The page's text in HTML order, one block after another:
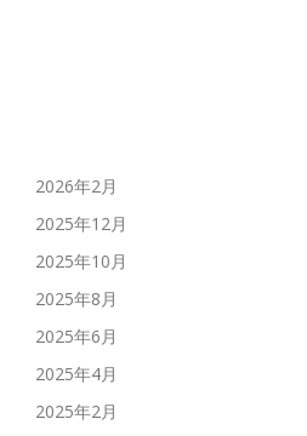
2026年2月
2025年12月
2025年10月
2025年8月
2025年6月
2025年4月
2025年2月